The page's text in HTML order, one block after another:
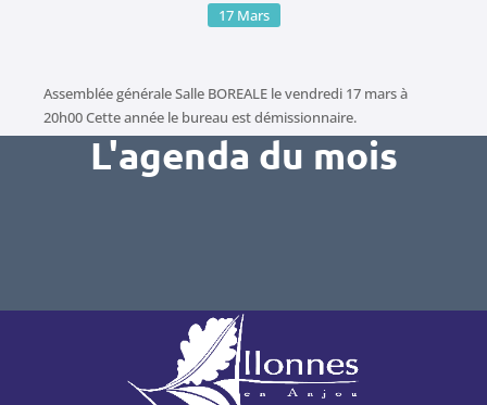
17 Mars
Assemblée générale Salle BOREALE le vendredi 17 mars à
20h00 Cette année le bureau est démissionnaire.
L'agenda du mois